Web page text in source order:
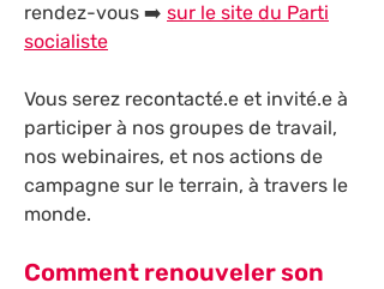
rendez-vous ➡️ sur le site du Parti
socialiste
Vous serez recontacté.e et invité.e à
participer à nos groupes de travail,
nos webinaires, et nos actions de
campagne sur le terrain, à travers le
monde.
Comment renouveler son